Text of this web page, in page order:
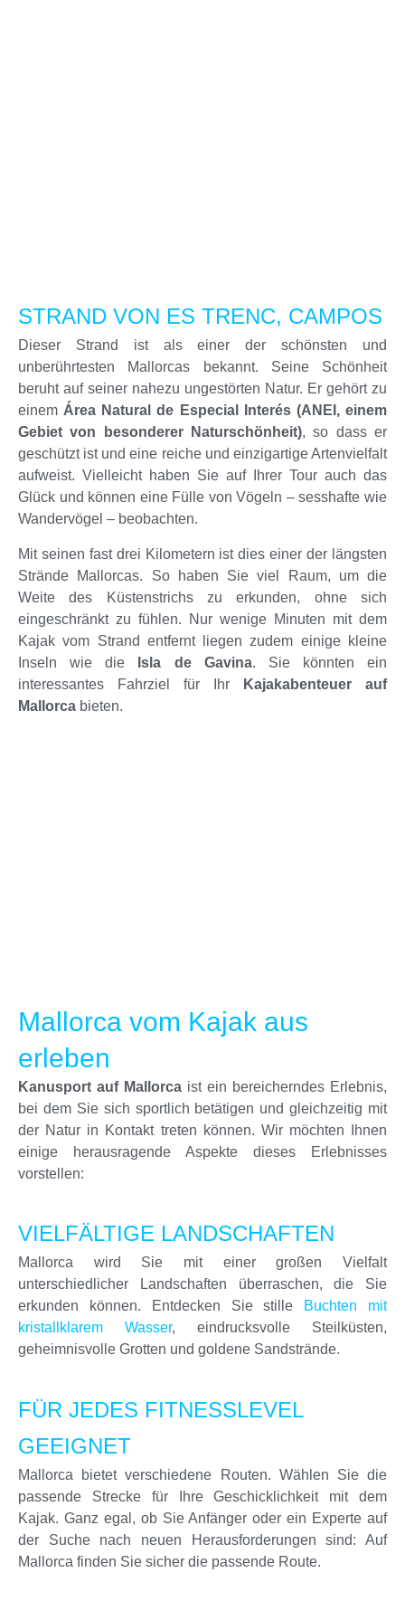
STRAND VON ES TRENC, CAMPOS
Dieser Strand ist als einer der schönsten und
unberührtesten Mallorcas bekannt. Seine Schönheit
beruht auf seiner nahezu ungestörten Natur. Er gehört zu
einem Área Natural de Especial Interés (ANEI, einem
Gebiet von besonderer Naturschönheit), so dass er
geschützt ist und eine reiche und einzigartige Artenvielfalt
aufweist. Vielleicht haben Sie auf Ihrer Tour auch das
Glück und können eine Fülle von Vögeln – sesshafte wie
Wandervögel – beobachten.
Mit seinen fast drei Kilometern ist dies einer der längsten
Strände Mallorcas. So haben Sie viel Raum, um die
Weite des Küstenstrichs zu erkunden, ohne sich
eingeschränkt zu fühlen. Nur wenige Minuten mit dem
Kajak vom Strand entfernt liegen zudem einige kleine
Inseln wie die
Isla de Gavina. Sie könnten ein
interessantes Fahrziel für Ihr
Kajakabenteuer auf
Mallorca bieten.
Mallorca vom Kajak aus
erleben
Kanusport auf Mallorca ist ein bereicherndes Erlebnis,
bei dem Sie sich sportlich betätigen und gleichzeitig mit
der Natur in Kontakt treten können. Wir möchten Ihnen
einige herausragende Aspekte dieses Erlebnisses
vorstellen:
VIELFÄLTIGE LANDSCHAFTEN
Mallorca wird Sie mit einer großen Vielfalt
unterschiedlicher Landschaften überraschen, die Sie
erkunden können. Entdecken Sie stille
Buchten mit
kristallklarem Wasser, eindrucksvolle Steilküsten,
geheimnisvolle Grotten und goldene Sandstrände.
FÜR JEDES FITNESSLEVEL
GEEIGNET
Mallorca bietet verschiedene Routen. Wählen Sie die
passende Strecke für Ihre Geschicklichkeit mit dem
Kajak. Ganz egal, ob Sie Anfänger oder ein Experte auf
der Suche nach neuen Herausforderungen sind: Auf
Mallorca finden Sie sicher die passende Route.